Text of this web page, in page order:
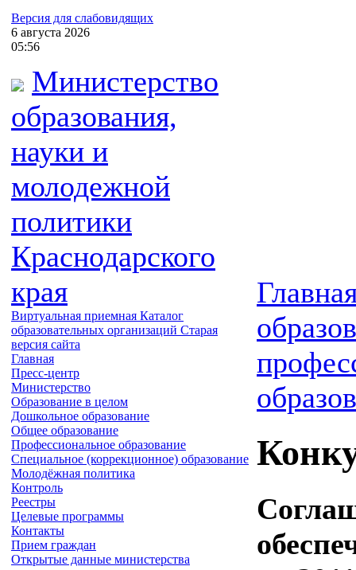
Версия для слабовидящих
6 августа 2026
05:56
Министерство
образования,
науки и
молодежной
политики
Краснодарского
края
Виртуальная приемная Каталог
образовательных организаций Старая
версия сайта
Главная
Пресс-центр
Министерство
Образование в целом
Дошкольное образование
Общее образование
Профессиональное образование
Специальное (коррекционное) образование
Молодёжная политика
Контроль
Реестры
Целевые программы
Контакты
Прием граждан
Открытые данные министерства